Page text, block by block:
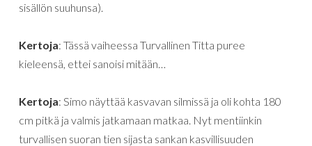
sisällön suuhunsa).
Kertoja: Tässä vaiheessa Turvallinen Titta puree
kieleensä, ettei sanoisi mitään…
Kertoja: Simo näyttää kasvavan silmissä ja oli kohta 180
cm pitkä ja valmis jatkamaan matkaa. Nyt mentiinkin
turvallisen suoran tien sijasta sankan kasvillisuuden